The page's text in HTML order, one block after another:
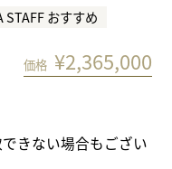
STAFF おすすめ
価格 ¥2,365,000
きない場合もござい